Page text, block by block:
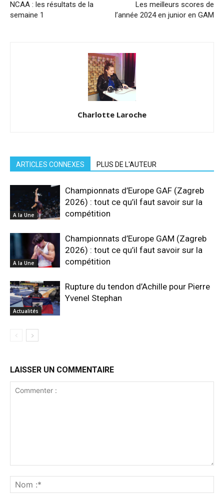
NCAA : les résultats de la
semaine 1
Les meilleurs scores de
l’année 2024 en junior en GAM
Charlotte Laroche
ARTICLES CONNEXES PLUS DE L'AUTEUR
A la Une
Championnats d’Europe GAF (Zagreb
2026) : tout ce qu’il faut savoir sur la
compétition
A la Une
Championnats d’Europe GAM (Zagreb
2026) : tout ce qu’il faut savoir sur la
compétition
Actualités
Rupture du tendon d’Achille pour Pierre
Yvenel Stephan
LAISSER UN COMMENTAIRE